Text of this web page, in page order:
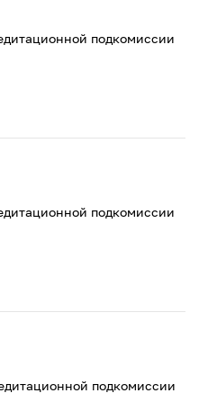
подкомиссии
подкомиссии
подкомиссии